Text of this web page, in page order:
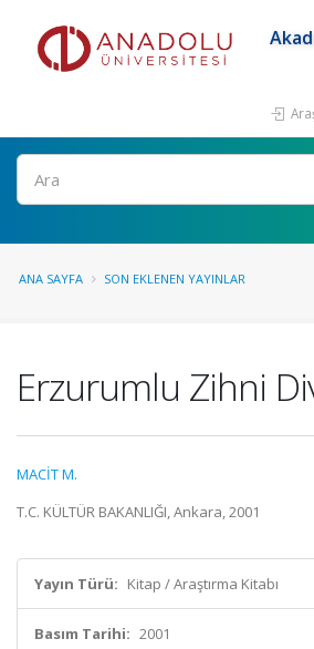
Ara
ANA SAYFA SON EKLENEN YAYINLAR
Erzurumlu Zihni
MACİT M.
T.C. KÜLTÜR BAKANLIĞI, Ankara, 2001
Yayın Türü: Kitap / Araştırma Kitabı
Basım Tarihi: 2001